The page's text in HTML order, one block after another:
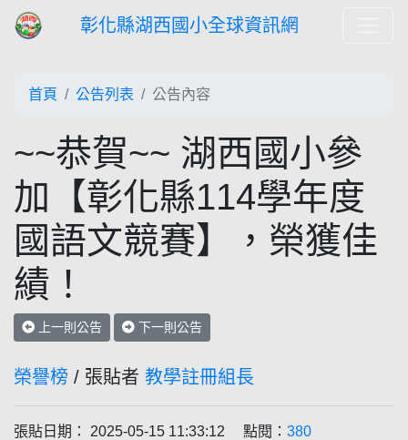
彰化縣湖西國小全球資訊網
首頁 公告列表 公告內容
~~恭賀~~ 湖西國小參
加【彰化縣114學年度
國語文競賽】，榮獲佳
績！
上一則公告 下一則公告
榮譽榜 / 張貼者 教學註冊組長
張貼日期： 2025-05-15 11:33:12 點閱： 380